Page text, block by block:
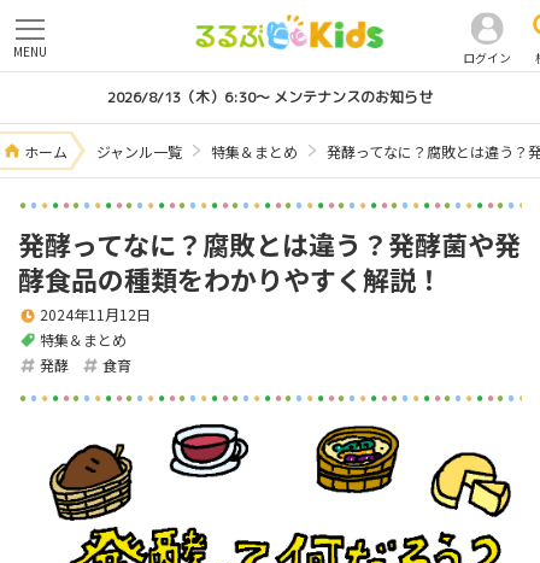
ログイン
MENU
2026/8/13（木）6:30～ メンテナンスのお知らせ
ホーム ジャンル一覧 特集＆まとめ 発酵ってなに？腐敗とは違う？
発酵ってなに？腐敗とは違う？発酵菌や発
酵食品の種類をわかりやすく解説！
特集＆まとめ
2024年11月12日
発酵 食育